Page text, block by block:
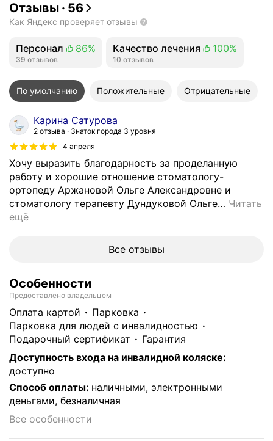
Отзывы · 56
Как Яндекс проверяет отзывы
Персонал
Положительных отзывов
86%
39 отзывов
Качество лечения
Положительных отзывов
100%
10 отзывов
По умолчанию Положительные Отрицательные
Карина Сатурова
2 отзыва
Знаток города 3 уровня
4 апреля
Хочу выразить благодарность за проделанную
работу и хорошие отношение стоматологу-
ортопеду Аржановой Ольге Александровне и
стоматологу терапевту Дундуковой Ольге… Читать
ещё
Все отзывы
Особенности
Предоставлено владельцем
Оплата картой
парковка
парковка для людей с инвалидностью
подарочный сертификат
гарантия
Доступность входа на инвалидной коляске:
доступно
Способ оплаты: наличными, электронными
деньгами, безналичная
Все особенности